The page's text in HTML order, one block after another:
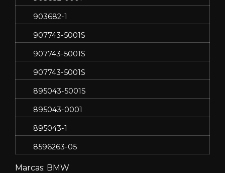
903682-1
907743-5001S
907743-5001S
907743-5001S
895043-5001S
895043-0001
895043-1
8596263-05
Marcas: BMW